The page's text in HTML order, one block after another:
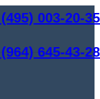
003-20-35
645-43-28